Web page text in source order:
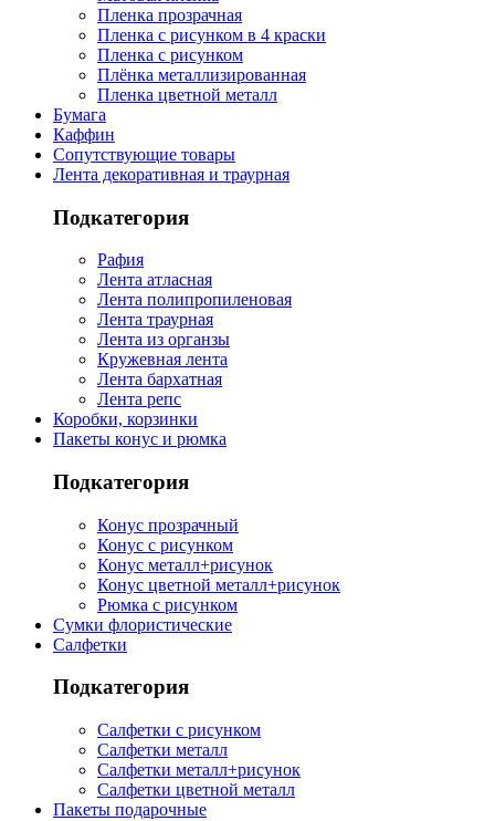
Пленка прозрачная
Пленка с рисунком в 4 краски
Пленка с рисунком
Плёнка металлизированная
Пленка цветной металл
Бумага
Каффин
Сопутствующие товары
Лента декоративная и траурная
Подкатегория
Рафия
Лента атласная
Лента полипропиленовая
Лента траурная
Лента из органзы
Кружевная лента
Лента бархатная
Лента репс
Коробки, корзинки
Пакеты конус и рюмка
Подкатегория
Конус прозрачный
Конус с рисунком
Конус металл+рисунок
Конус цветной металл+рисунок
Рюмка с рисунком
Сумки флористические
Салфетки
Подкатегория
Салфетки с рисунком
Салфетки металл
Салфетки металл+рисунок
Салфетки цветной металл
Пакеты подарочные